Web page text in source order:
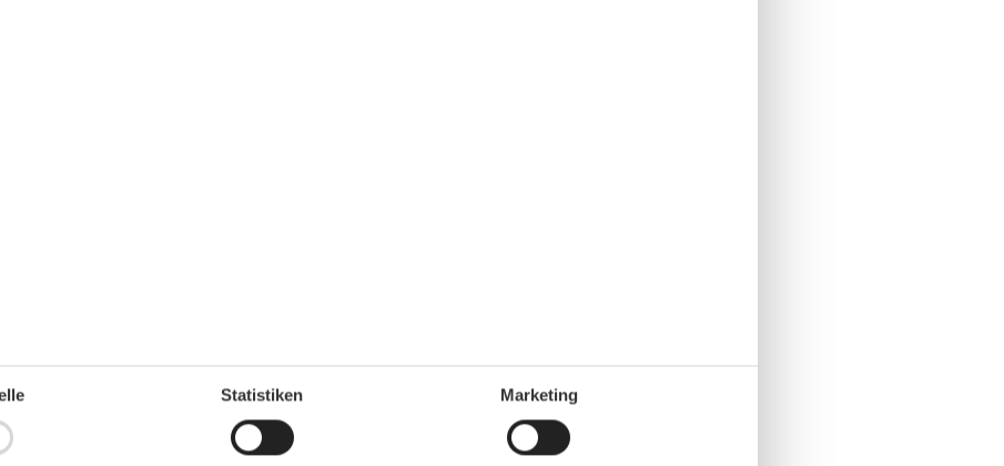
Jahr einen Kurzurlaub zu machen, typischerweise
Statistiken Marketing